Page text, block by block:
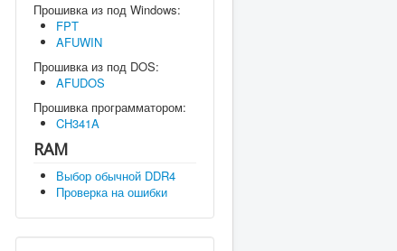
Прошивка из под Windows:
FPT
AFUWIN
Прошивка из под DOS:
AFUDOS
Прошивка программатором:
CH341A
RAM
Выбор обычной DDR4
Проверка на ошибки